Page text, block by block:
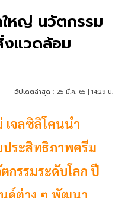
ใหญ่ นวัตกรรม
งแวดล้อม
อัปเดตล่าสุด : 25 มี.ค. 65 | 14:29 น.
เจลซิลิโคนนำ
ประสิทธิภาพครีม
กรรมระดับโลก ปี
นด์ต่าง ๆ พัฒนา